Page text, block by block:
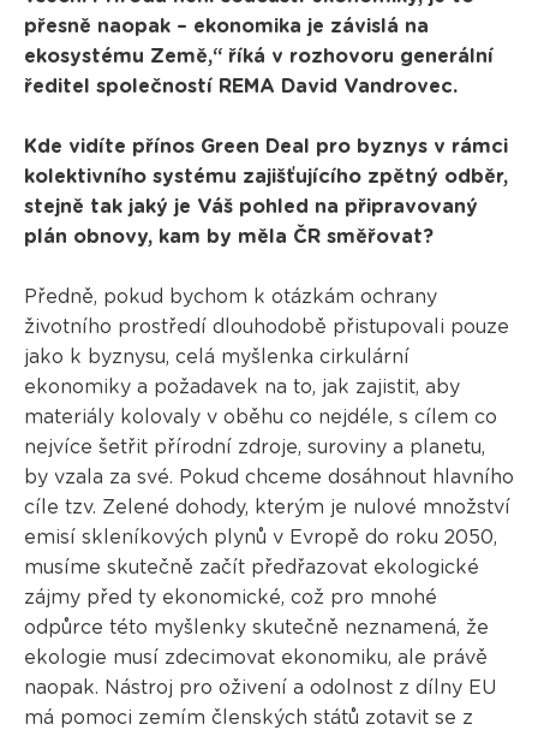
přesně naopak – ekonomika je závislá na
ekosystému Země,“ říká v rozhovoru generální
ředitel společností REMA David Vandrovec.
Kde vidíte přínos Green Deal pro byznys v rámci
kolektivního systému zajišťujícího zpětný odběr,
stejně tak jaký je Váš pohled na připravovaný
plán obnovy, kam by měla ČR směřovat?
Předně, pokud bychom k otázkám ochrany
životního prostředí dlouhodobě přistupovali pouze
jako k byznysu, celá myšlenka cirkulární
ekonomiky a požadavek na to, jak zajistit, aby
materiály kolovaly v oběhu co nejdéle, s cílem co
nejvíce šetřit přírodní zdroje, suroviny a planetu,
by vzala za své. Pokud chceme dosáhnout hlavního
cíle tzv. Zelené dohody, kterým je nulové množství
emisí skleníkových plynů v Evropě do roku 2050,
musíme skutečně začít předřazovat ekologické
zájmy před ty ekonomické, což pro mnohé
odpůrce této myšlenky skutečně neznamená, že
ekologie musí zdecimovat ekonomiku, ale právě
naopak. Nástroj pro oživení a odolnost z dílny EU
má pomoci zemím členských států zotavit se z